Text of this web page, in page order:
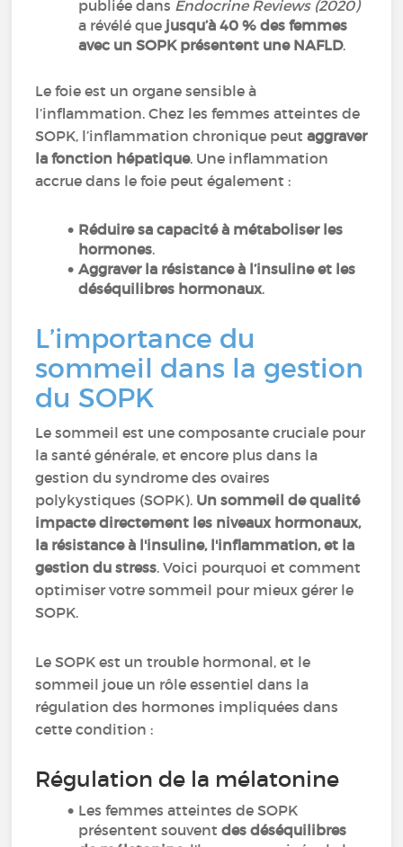
publiée dans Endocrine Reviews (2020)
a révélé que jusqu’à 40 % des femmes
avec un SOPK présentent une NAFLD.
Le foie est un organe sensible à
l’inflammation. Chez les femmes atteintes de
SOPK, l’inflammation chronique peutaggraver
la fonction hépatique. Une inflammation
accrue dans le foie peut également :
Réduire sa capacité à métaboliser les
hormones.
Aggraver la résistance à l’insuline et les
déséquilibres hormonaux.
L’importance du
sommeil dans la gestion
du SOPK
Le sommeil est une composante cruciale pour
la santé générale, et encore plus dans la
gestion du syndrome des ovaires
polykystiques (SOPK). Un sommeil de qualité
impacte directement les niveaux hormonaux,
la résistance à l'insuline, l'inflammation, et la
gestion du stress. Voici pourquoi et comment
optimiser votre sommeil pour mieux gérer le
SOPK.
Le SOPK est un trouble hormonal, et le
sommeil joue un rôle essentiel dans la
régulation des hormones impliquées dans
cette condition :
Régulation de la mélatonine
Les femmes atteintes de SOPK
présentent souventdes déséquilibres